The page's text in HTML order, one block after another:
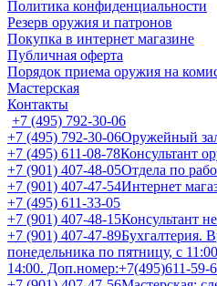
Политика конфиденциальности
Резерв оружия и патронов
Покупка в интернет магазине
Публичная оферта
Порядок приема оружия на
Мастерская
Контакты
+7 (495) 792-30-06
+7 (495) 792-30-06Оружейный
+7 (495) 611-08-78Консультант
+7 (901) 407-48-05Отдела по
+7 (901) 407-47-54Интернет
+7 (495) 611-33-05
+7 (901) 407-48-15Консультант
+7 (901) 407-47-89Бухгалтерия.
понедельника по пятницу, с
14:00. Доп.номер:+7(495)611-59-